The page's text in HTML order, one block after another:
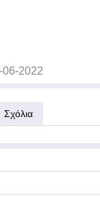
06-2022
Σχόλια